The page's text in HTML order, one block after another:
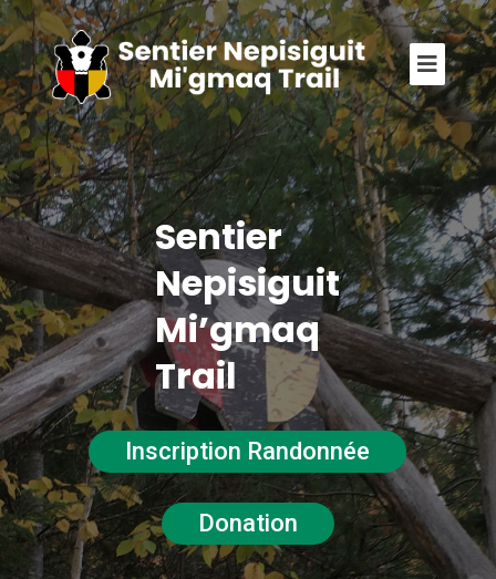
Inscription Randonnée
Donation
Sentier
Nepisiguit
Mi’gmaq
Trail